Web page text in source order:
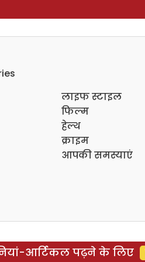
लाइफ स्टाइल
फिल्म
हेल्थ
क्राइम
आपकी समस्याएं
आर्टिकल पढ़ने के लिए